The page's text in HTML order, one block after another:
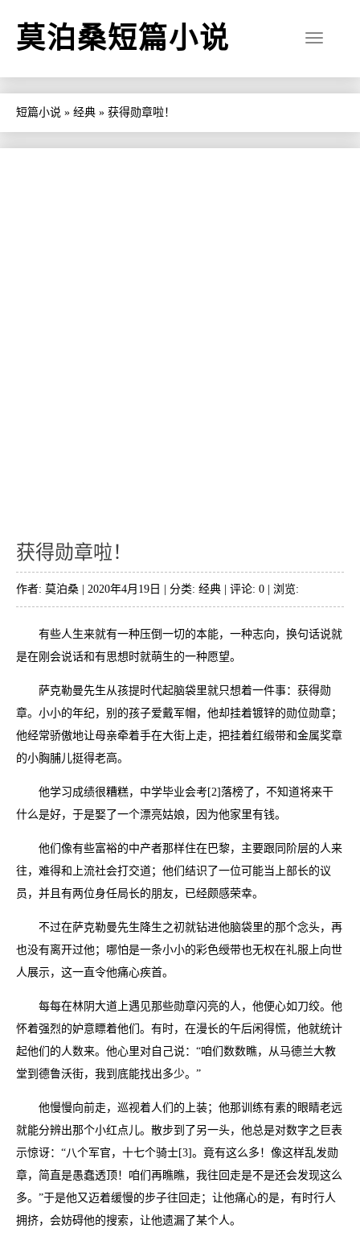
莫泊桑短篇小说
短篇小说 » 经典 » 获得勋章啦！
获得勋章啦！
作者: 莫泊桑 | 2020年4月19日 | 分类: 经典 | 评论: 0 | 浏览:
有些人生来就有一种压倒一切的本能，一种志向，换句话说就
是在刚会说话和有思想时就萌生的一种愿望。
萨克勒曼先生从孩提时代起脑袋里就只想着一件事：获得勋
章。小小的年纪，别的孩子爱戴军帽，他却挂着镀锌的勋位勋章；
他经常骄傲地让母亲牵着手在大街上走，把挂着红缎带和金属奖章
的小胸脯儿挺得老高。
他学习成绩很糟糕，中学毕业会考[2]落榜了，不知道将来干
什么是好，于是娶了一个漂亮姑娘，因为他家里有钱。
他们像有些富裕的中产者那样住在巴黎，主要跟同阶层的人来
往，难得和上流社会打交道；他们结识了一位可能当上部长的议
员，并且有两位身任局长的朋友，已经颇感荣幸。
不过在萨克勒曼先生降生之初就钻进他脑袋里的那个念头，再
也没有离开过他；哪怕是一条小小的彩色绶带也无权在礼服上向世
人展示，这一直令他痛心疾首。
每每在林阴大道上遇见那些勋章闪亮的人，他便心如刀绞。他
怀着强烈的妒意瞟着他们。有时，在漫长的午后闲得慌，他就统计
起他们的人数来。他心里对自己说：“咱们数数瞧，从马德兰大教
堂到德鲁沃街，我到底能找出多少。”
他慢慢向前走，巡视着人们的上装；他那训练有素的眼睛老远
就能分辨出那个小红点儿。散步到了另一头，他总是对数字之巨表
示惊讶：“八个军官，十七个骑士[3]。竟有这么多！像这样乱发勋
章，简直是愚蠢透顶！咱们再瞧瞧，我往回走是不是还会发现这么
多。”于是他又迈着缓慢的步子往回走；让他痛心的是，有时行人
拥挤，会妨碍他的搜索，让他遗漏了某个人。